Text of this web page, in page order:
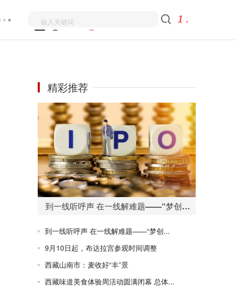
精彩推荐
到一线听呼声 在一线解难题——“梦创拉萨”检验检测认证一站式服务助力高质量发展
到一线听呼声 在一线解难题——“梦创...
9月10日起，布达拉宫参观时间调整
西藏山南市：麦收好“丰”景
西藏味道美食体验周活动圆满闭幕 总体...